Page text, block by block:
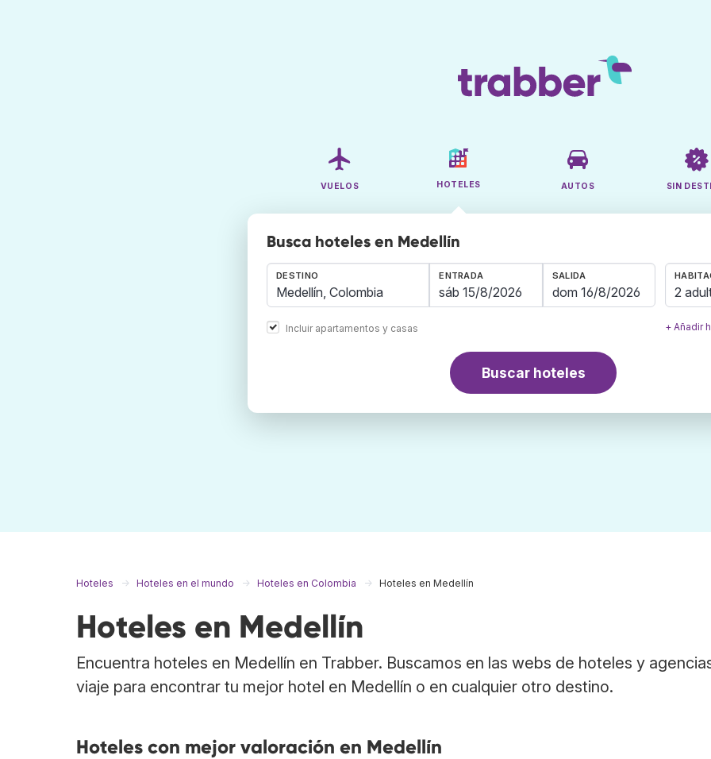
VUELOS HOTELES AUTOS SIN
Busca hoteles en Medellín
DESTINO
Incluir apartamentos y casas
ENTRADA SALIDA
2
+ Añadir
Buscar hoteles
Hoteles Hoteles en el mundo Hoteles en Colombia Hoteles en Medellín
Hoteles en Medellín
Encuentra hoteles en Medellín en Trabber. Buscamos en las webs de hoteles y
viaje para encontrar tu mejor hotel en Medellín o en cualquier otro destino.
Hoteles con mejor valoración en Medellín